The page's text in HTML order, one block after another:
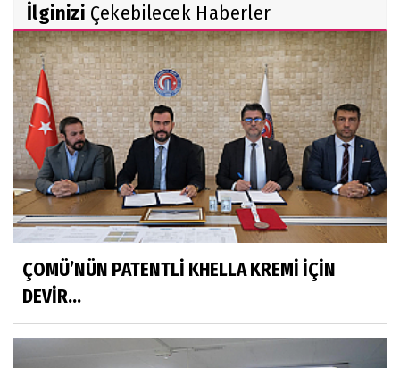
İlginizi Çekebilecek Haberler
ÇOMÜ’NÜN PATENTLİ KHELLA KREMİ İÇİN
DEVİR...